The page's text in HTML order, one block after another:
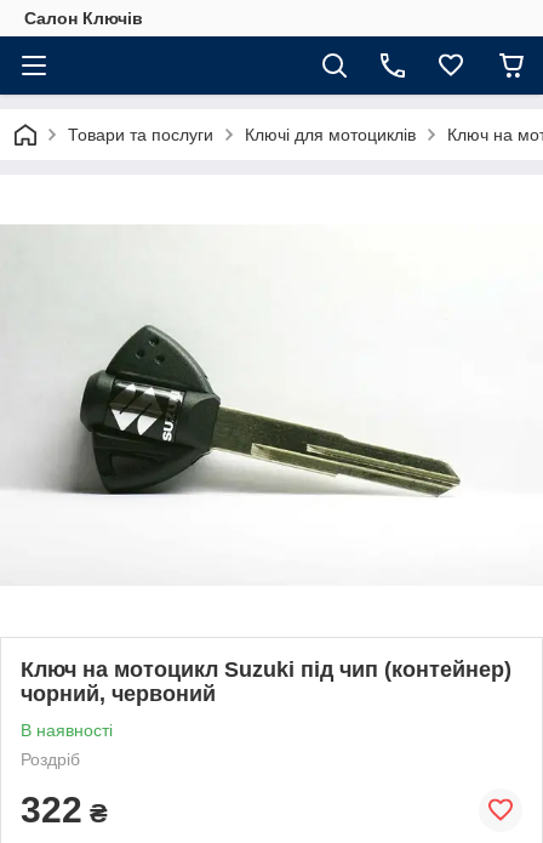
Салон Ключів
Товари та послуги Ключі для мотоциклів Ключ на
Ключ на мотоцикл Suzuki під чип (контейнер)
чорний, червоний
В наявності
Роздріб
322 ₴